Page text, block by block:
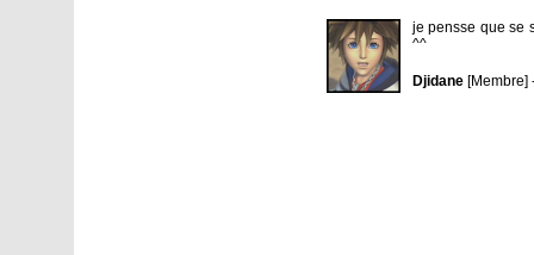
je pensse que se
^^
Djidane[Membre]